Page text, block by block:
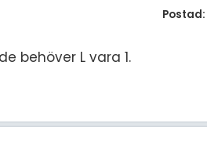
Postad:
behöver L vara 1.